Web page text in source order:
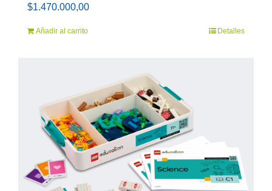
$1.470.000,00
Añadir al carrito Detalles